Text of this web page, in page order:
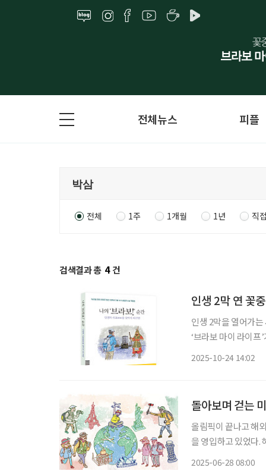
전체뉴스 피플
전체 1주 1개월 1년 직
검색결과 총 4 건
인생 2막 연 꽃
인생 2막을 열어가
‘브라보 마이 라이프
2025-10-24 14:02
돌아보며 걷는
올림픽이 끝나고 해
을 영입하고 있었다.
2025-06-28 08:00